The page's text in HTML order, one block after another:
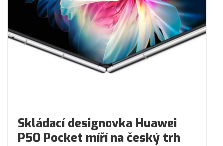
Skládací designovka Huawei
P50 Pocket míří na český trh